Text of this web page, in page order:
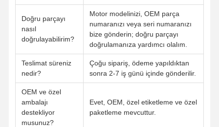
Doğru parçayı
nasıl
doğrulayabilirim?
Motor modelinizi, OEM parça
numaranızı veya seri numaranızı
bize gönderin; doğru parçayı
doğrulamanıza yardımcı olalım.
Teslimat süreniz
nedir?
Çoğu sipariş, ödeme yapıldıktan
sonra 2-7 iş günü içinde gönderilir.
OEM ve özel
ambalajı
destekliyor
musunuz?
Evet, OEM, özel etiketleme ve özel
paketleme mevcuttur.